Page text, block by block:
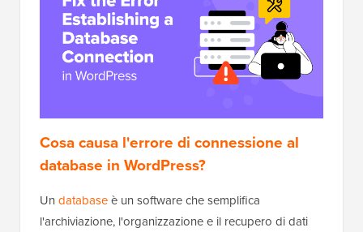
Cosa causa l'errore di connessione al
database in WordPress?
Un databaseè un software che semplifica
l'archiviazione, l'organizzazione e il recupero di dati